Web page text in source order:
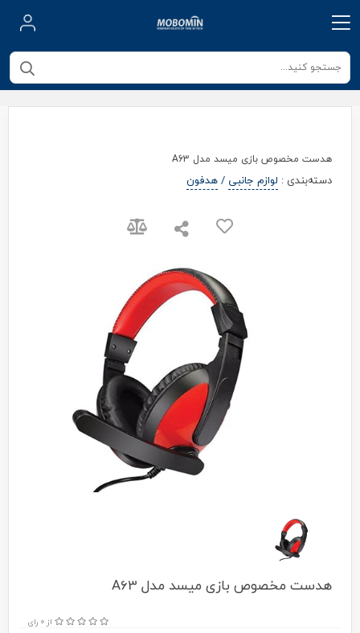
هدست مخصوص بازی میسد مدل A63
دسته‌بندی : لوازم جانبی /هدفون
هدست مخصوص بازی میسد مدل A63
از 0 رای